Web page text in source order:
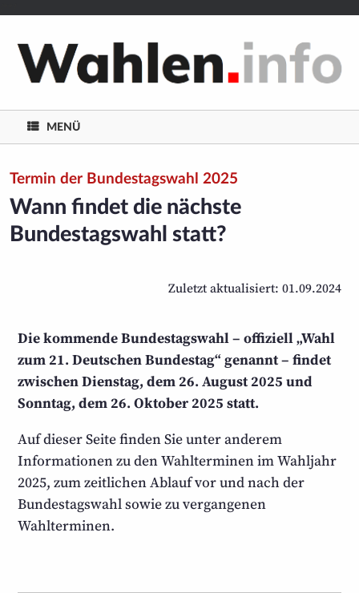
MENÜ
Termin der Bundestagswahl 2025
Wann findet die nächste
Bundestagswahl statt?
Zuletzt aktualisiert: 01.09.2024
Die kommende Bundestagswahl – offiziell „Wahl
zum 21. Deutschen Bundestag“ genannt – findet
zwischen Dienstag, dem 26. August 2025 und
Sonntag, dem 26. Oktober 2025 statt.
Auf dieser Seite finden Sie unter anderem
Informa­tionen zu den Wahl­terminen im Wahljahr
2025, zum zeitlichen Ablauf vor und nach der
Bundestags­wahl sowie zu vergangenen
Wahlterminen.